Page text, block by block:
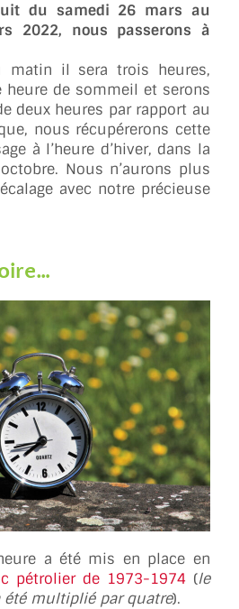
du samedi 26 mars au
2022, nous passerons à
matin il sera trois heures,
heure de sommeil et serons
deux heures par rapport au
nous récupérerons cette
à l’heure d’hiver, dans la
Nous n’aurons plus
avec notre précieuse
a été mis en place en
pétrolier de 1973-1974 (le
été multiplié par quatre).